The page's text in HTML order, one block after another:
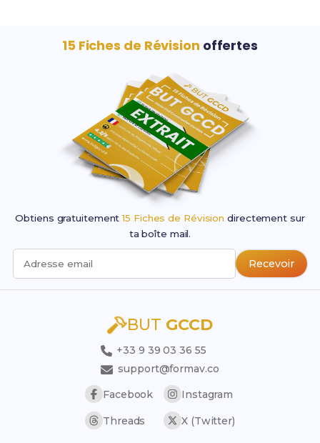
15 Fiches de Révision offertes
Obtiens gratuitement15 Fiches de Révision directement sur
ta boîte mail.
Adresse email Recevoir
BUT GCCD
+33 9 39 03 36 55
support@formav.co
Facebook
Instagram
Threads X (Twitter)